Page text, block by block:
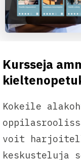
Kursseja
Kokeile
voit
keskusteluja